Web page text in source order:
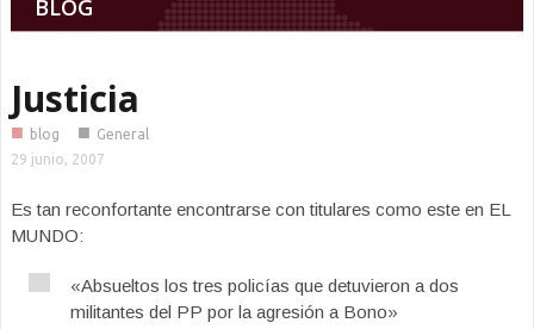
BLOG
Justicia
■ blog ■ General
29 junio, 2007
Es tan reconfortante encontrarse con titulares como este en EL
MUNDO:
«Absueltos los tres policías que detuvieron a dos
militantes del PP por la agresión a Bono»